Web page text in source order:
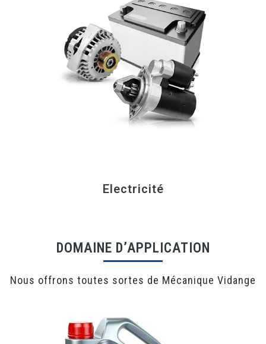
Electricité
DOMAINE D’APPLICATION
Nous offrons toutes sortes de Mécanique Vidange